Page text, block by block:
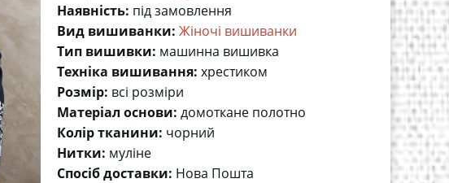
Наявність: під замовлення
Вид вишиванки: Жіночі вишиванки
Тип вишивки: машинна вишивка
Техніка вишивання: хрестиком
Розмір: всі розміри
Матеріал основи: домоткане полотно
Колір тканини: чорний
Нитки: муліне
Спосіб доставки: Нова Пошта